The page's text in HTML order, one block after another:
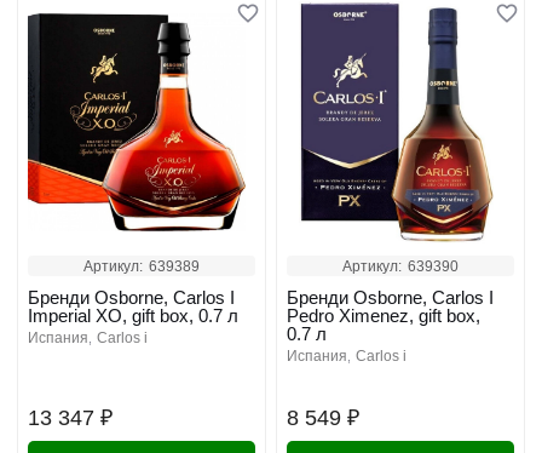
Артикул: 639389
13 347 ₽
Бренди Osborne, Carlos I
Imperial XO, gift box, 0.7 л
испания carlos i
Артикул: 639390
8 549 ₽
Бренди Osborne, Carlos I
Pedro Ximenez, gift box,
0.7 л
испания carlos i